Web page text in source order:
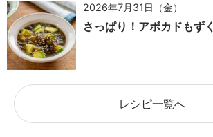
2026年7月31日（金）
さっぱり！アボカドもずく
レシピ一覧へ